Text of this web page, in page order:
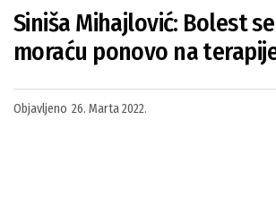
Siniša Mihajlović: Bolest
moraću ponovo na
Objavljeno 26. Marta 2022.